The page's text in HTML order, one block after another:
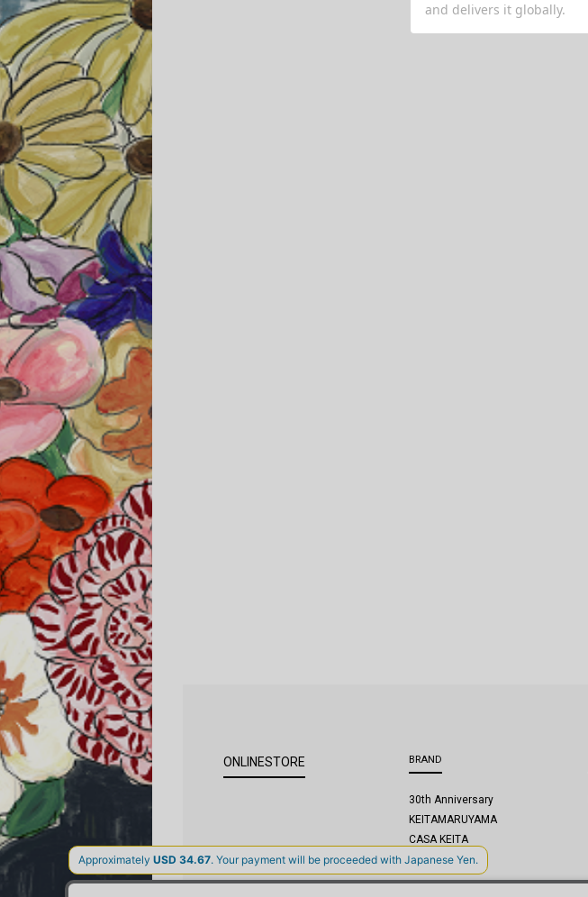
ONLINESTORE BRAND
30th Anniversary
KEITAMARUYAMA
CASA KEITA